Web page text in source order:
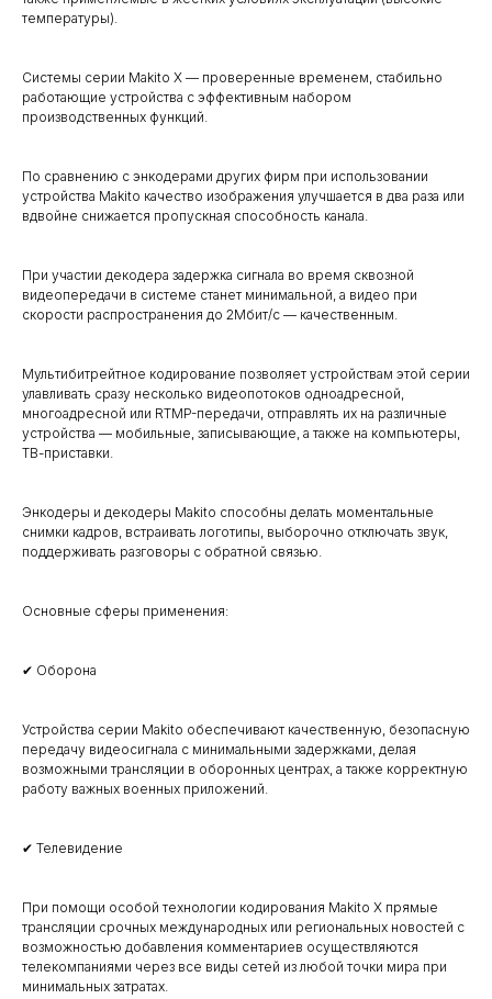
температуры).
Системы серии Makito X — проверенные временем, стабильно
работающие устройства с эффективным набором
производственных функций.
По сравнению с энкодерами других фирм при использовании
устройства Makito качество изображения улучшается в два раза или
вдвойне снижается пропускная способность канала.
При участии декодера задержка сигнала во время сквозной
видеопередачи в системе станет минимальной, а видео при
скорости распространения до 2Мбит/с — качественным.
Мультибитрейтное кодирование позволяет устройствам этой серии
улавливать сразу несколько видеопотоков одноадресной,
многоадресной или RTMP-передачи, отправлять их на различные
устройства — мобильные, записывающие, а также на компьютеры,
ТВ-приставки.
Энкодеры и декодеры Makito способны делать моментальные
снимки кадров, встраивать логотипы, выборочно отключать звук,
поддерживать разговоры с обратной связью.
Основные сферы применения:
✔ Оборона
Устройства серии Makito обеспечивают качественную, безопасную
передачу видеосигнала с минимальными задержками, делая
возможными трансляции в оборонных центрах, а также корректную
работу важных военных приложений.
✔ Телевидение
При помощи особой технологии кодирования Makito X прямые
трансляции срочных международных или региональных новостей с
возможностью добавления комментариев осуществляются
телекомпаниями через все виды сетей из любой точки мира при
минимальных затратах.